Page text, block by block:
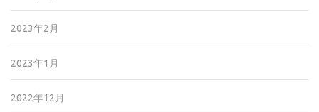
2023年2月
2023年1月
2022年12月